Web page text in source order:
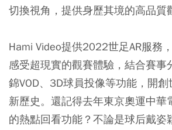
切換視角，提供身歷其境的高品質
Hami Video提供2022世足AR服務
感受超現實的觀賽體驗，結合賽事
錦VOD、3D球員投像等功能，開
新歷史。還記得去年東京奧運中華
的熱點回看功能？不論是球后戴姿